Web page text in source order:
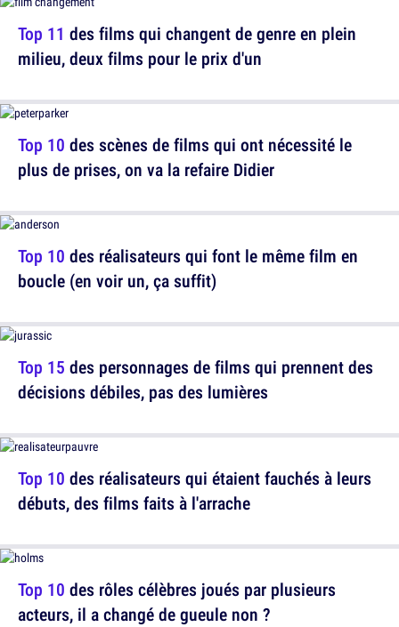
Top 11 des films qui changent de genre en plein
milieu, deux films pour le prix d'un
Top 10 des réalisateurs qui font le même film en
boucle (en voir un, ça suffit)
Top 10 des réalisateurs qui étaient fauchés à leurs
débuts, des films faits à l'arrache
Top 10 des scènes de films qui ont nécessité le
plus de prises, on va la refaire Didier
Top 15 des personnages de films qui prennent des
décisions débiles, pas des lumières
Top 10 des rôles célèbres joués par plusieurs
acteurs, il a changé de gueule non ?